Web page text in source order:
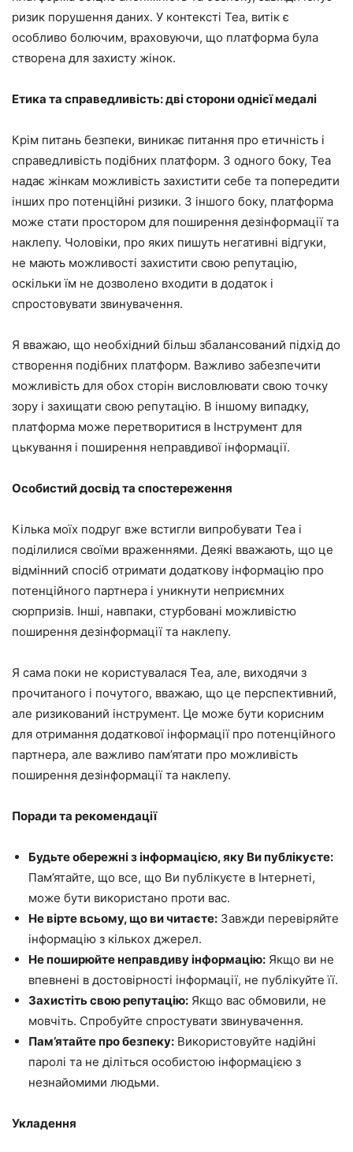
ризик порушення даних. У контексті Tea, витік є
особливо болючим, враховуючи, що платформа була
створена для захисту жінок.
Етика та справедливість: дві сторони однієї медалі
Крім питань безпеки, виникає питання про етичність і
справедливість подібних платформ. З одного боку, Tea
надає жінкам можливість захистити себе та попередити
інших про потенційні ризики. З іншого боку, платформа
може стати простором для поширення дезінформації та
наклепу. Чоловіки, про яких пишуть негативні відгуки,
не мають можливості захистити свою репутацію,
оскільки їм не дозволено входити в додаток і
спростовувати звинувачення.
Я вважаю, що необхідний більш збалансований підхід до
створення подібних платформ. Важливо забезпечити
можливість для обох сторін висловлювати свою точку
зору і захищати свою репутацію. В іншому випадку,
платформа може перетворитися в Інструмент для
цькування і поширення неправдивої інформації.
Особистий досвід та спостереження
Кілька моїх подруг вже встигли випробувати Tea і
поділилися своїми враженнями. Деякі вважають, що це
відмінний спосіб отримати додаткову інформацію про
потенційного партнера і уникнути неприємних
сюрпризів. Інші, навпаки, стурбовані можливістю
поширення дезінформації та наклепу.
Я сама поки не користувалася Tea, але, виходячи з
прочитаного і почутого, вважаю, що це перспективний,
але ризикований інструмент. Це може бути корисним
для отримання додаткової інформації про потенційного
партнера, але важливо пам’ятати про можливість
поширення дезінформації та наклепу.
Поради та рекомендації
Будьте обережні з інформацією, яку Ви публікуєте:
Пам’ятайте, що все, що Ви публікуєте в Інтернеті,
може бути використано проти вас.
Не вірте всьому, що ви читаєте: Завжди перевіряйте
інформацію з кількох джерел.
Не поширюйте неправдиву інформацію: Якщо ви не
впевнені в достовірності інформації, не публікуйте її.
Захистіть свою репутацію: Якщо вас обмовили, не
мовчіть. Спробуйте спростувати звинувачення.
Пам’ятайте про безпеку: Використовуйте надійні
паролі та не діліться особистою інформацією з
незнайомими людьми.
Укладення